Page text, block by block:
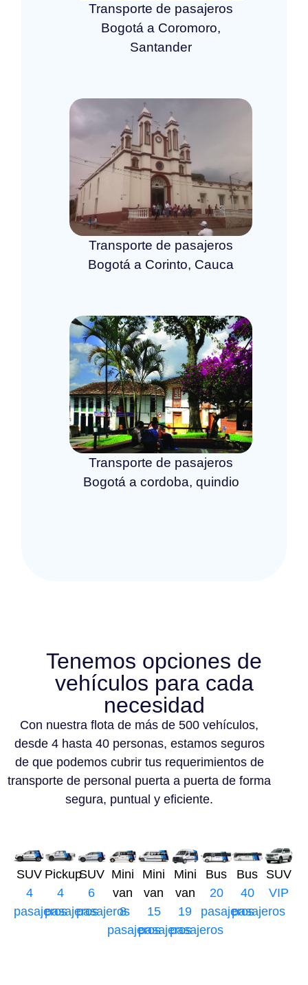
Transporte de pasajeros
Bogotá a Coromoro,
Santander
Transporte de pasajeros
Bogotá a Corinto, Cauca
Transporte de pasajeros
Bogotá a cordoba, quindio
Tenemos opciones de
vehículos para cada
necesidad
Con nuestra flota de más de 500 vehículos,
desde 4 hasta 40 personas, estamos seguros
de que podemos cubrir tus requerimientos de
transporte de personal puerta a puerta de forma
segura, puntual y eficiente.
SUV
4
pasajeros
Pickup
4
pasajeros
SUV
6
pasajeros
Mini
van
8
pasajeros
Mini
van
15
pasajeros
Mini
van
19
pasajeros
Bus
20
pasajeros
Bus
40
pasajeros
SUV
VIP